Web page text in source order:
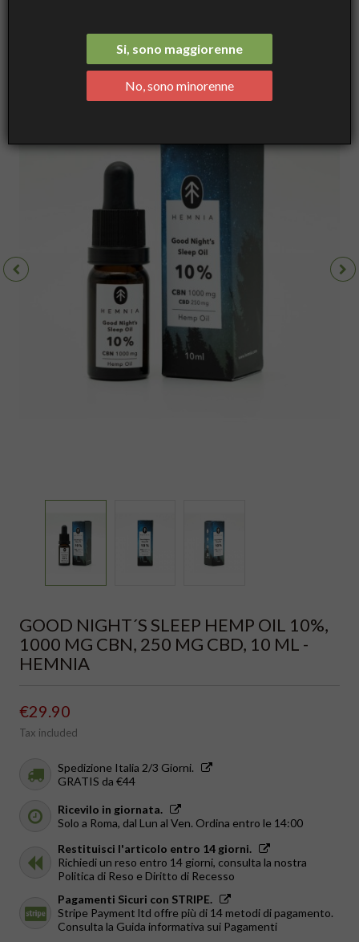
GOOD NIGHT´S SLEEP HEMP OIL 10%,
1000 MG CBN, 250 MG CBD, 10 ML -
HEMNIA
€29.90
Tax included
Spedizione Italia 2/3 Giorni.
GRATIS da €44
Ricevilo in giornata.
Solo a Roma, dal Lun al Ven. Ordina entro le 14:00
Restituisci l'articolo entro 14 giorni.
Richiedi un reso entro 14 giorni, consulta la nostra
Politica di Reso e Diritto di Recesso
Pagamenti Sicuri con STRIPE.
Stripe Payment ltd offre più di 14 metodi di pagamento.
Consulta la Guida informativa sui Pagamenti
Si, sono maggiorenne
No, sono minorenne